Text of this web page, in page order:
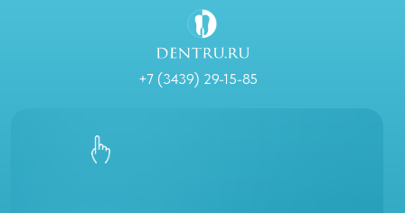
+7 (3439) 29-15-85